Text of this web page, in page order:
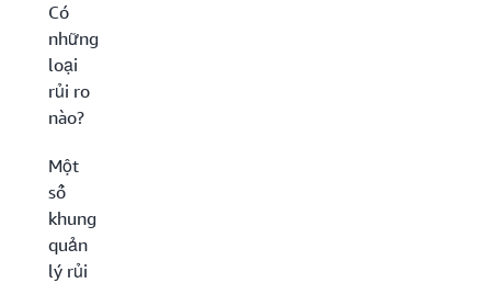
Có
những
loại
rủi ro
nào?
Một
số
khung
quản
lý rủi